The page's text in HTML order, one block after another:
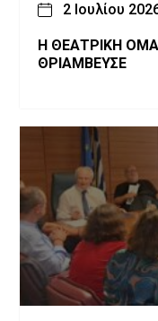
2 Ιουλίου
Η ΘΕΑΤΡΙΚΗ
ΘΡΙΑΜΒΕΥΣΕ